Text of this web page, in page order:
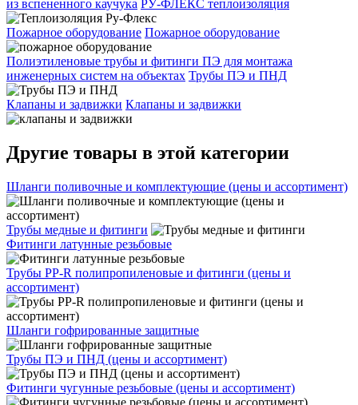
из вспененного каучука РУ-ФЛЕКС теплоизоляция
Пожарное оборудование Пожарное оборудование
Полиэтиленовые трубы и фитинги ПЭ для монтажа
инженерных систем на объектах Трубы ПЭ и ПНД
Клапаны и задвижки Клапаны и задвижки
Другие товары в этой категории
Шланги поливочные и комплектующие (цены и ассортимент)
Трубы медные и фитинги
Фитинги латунные резьбовые
Трубы PP-R полипропиленовые и фитинги (цены и
ассортимент)
Шланги гофрированные защитные
Трубы ПЭ и ПНД (цены и ассортимент)
Фитинги чугунные резьбовые (цены и ассортимент)